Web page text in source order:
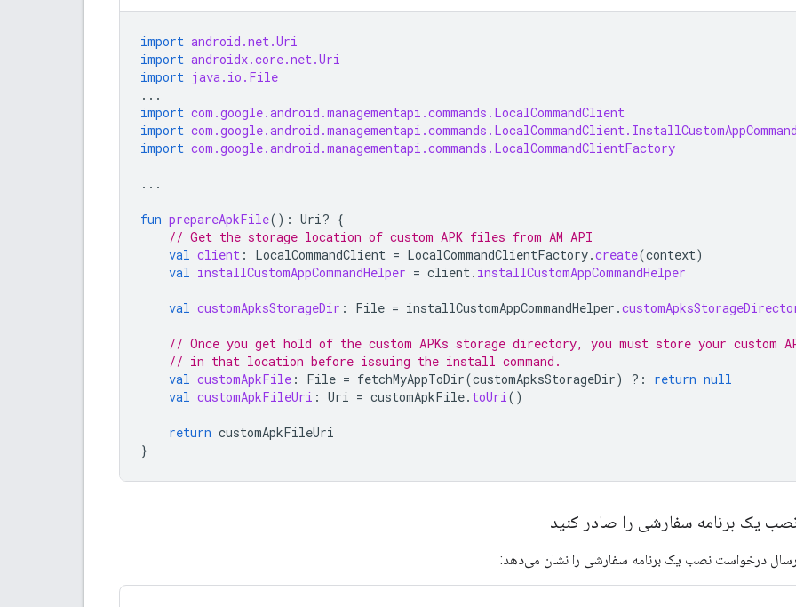
import android.net.Uri
import androidx.core.net.Uri
import java.io.File
...
import com.google.android.managementapi.commands.LocalCommandClient
import
import com.google.android.managementapi.commands.LocalCommandClientFactory
...
fun prepareApkFile(): Uri? {
// Get the storage location of custom APK files from AM API
val client : LocalCommandClient = LocalCommandClientFactory.create(context)
val installCustomAppCommandHelper = client. installCustomAppCommandHelper
val customApksStorageDir : File = installCustomAppCommandHelper .
// Once you get hold of the custom APKs storage directory, you must store your custom
// in that location before issuing the install command.
val customApkFile : File = fetchMyAppToDir(customApksStorageDir) ?: return null
val customApkFileUri : Uri = customApkFile. toUri()
return customApkFileUri
}
یک برنامه سفارشی را صادر کنید
درخواست نصب یک برنامه سفارشی را نشان می‌دهد: